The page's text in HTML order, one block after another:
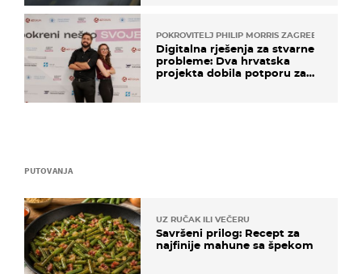
PUTOVANJA
UZ RUČAK ILI VEČERU
Savršeni prilog: Recept za
najfinije mahune sa špekom
POKROVITELJ PHILIP MORRIS ZAGREB
Digitalna rješenja za stvarne
probleme: Dva hrvatska
projekta dobila potporu za